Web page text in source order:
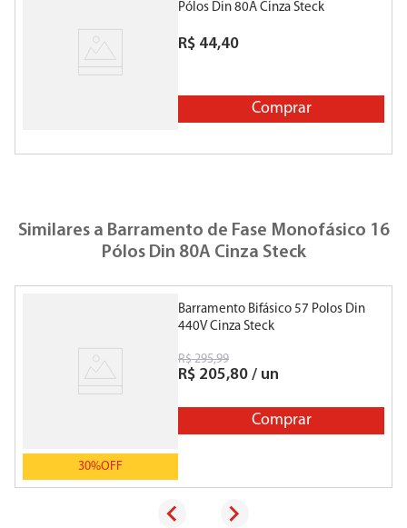
Pólos Din 80A Cinza Steck
R$ 44,40
Comprar
Similares a Barramento de Fase Monofásico 16
Pólos Din 80A Cinza Steck
30%OFF
Barramento Bifásico 57 Polos Din
440V Cinza Steck
R$ 295,99
R$ 205,80 / un
Comprar